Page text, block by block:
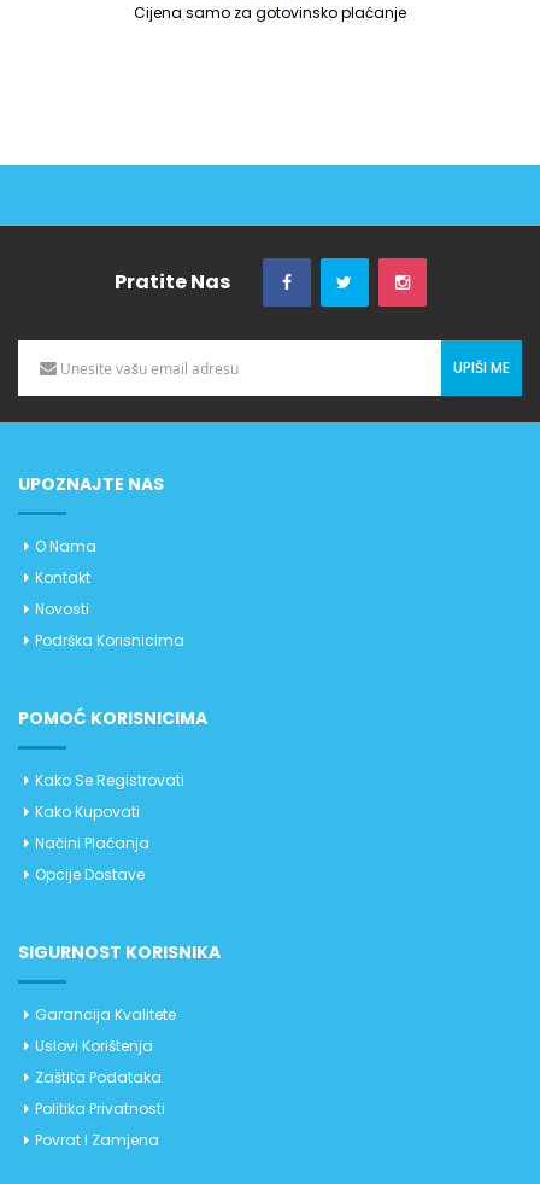
Cijena samo za gotovinsko plaćanje
Pratite Nas
UPIŠI ME
UPOZNAJTE NAS
O Nama
Kontakt
Novosti
Podrška Korisnicima
POMOĆ KORISNICIMA
Kako Se Registrovati
Kako Kupovati
Načini Plaćanja
Opcije Dostave
SIGURNOST KORISNIKA
Garancija Kvalitete
Uslovi Korištenja
Zaštita Podataka
Politika Privatnosti
Povrat I Zamjena